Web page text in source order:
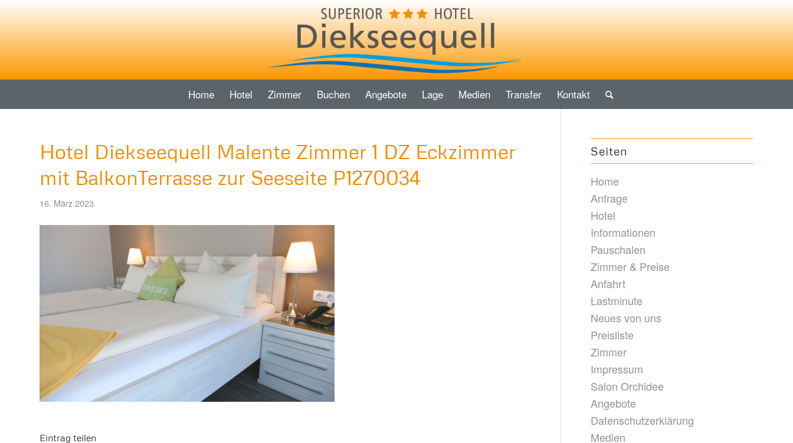
Home Hotel Zimmer Buchen Angebote Lage Medien Transfer Kontakt
Hotel Diekseequell Malente Zimmer 1 DZ Eckzimmer
mit BalkonTerrasse zur Seeseite P1270034
16. März 2023
Eintrag teilen
Seiten
Home
Anfrage
Hotel
Informationen
Pauschalen
Zimmer & Preise
Anfahrt
Lastminute
Neues von uns
Preisliste
Zimmer
Impressum
Salon Orchidee
Angebote
Datenschutzerklärung
Medien